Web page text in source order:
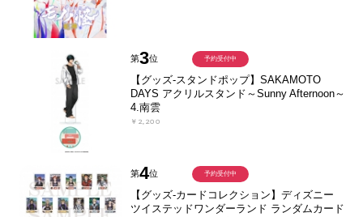
第3位
【グッズ-スタンドポップ】SAKAMOTO
DAYS アクリルスタンド～Sunny Afternoon～
4.南雲
￥2,200
予約受付中
第4位
【グッズ-カードコレクション】ディズニー
ツイステッドワンダーランド ランダムカード
予約受付中